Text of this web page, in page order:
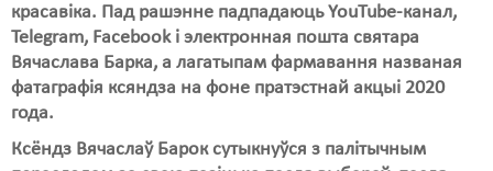
красавіка. Пад рашэнне падпадаюць YouTube-канал,
Telegram, Facebook і электронная пошта святарa
Вячаслава Барка, а лагатыпам фармавання названая
фатаграфія ксяндза на фоне пратэстнай акцыі 2020
года.
Ксёндз Вячаслаў Барок сутыкнуўся з палітычным
Свабода слова
Свабода сумленьня
Суд
Сьмяротнае пакараньне